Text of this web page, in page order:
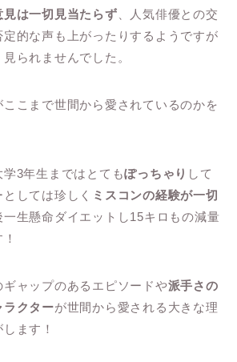
は一切見当たらず 、人気俳優との交
的な声も上がったりするようですが
られませんでした。
こまで世間から愛されているのかを
学3年生まではとてもぽっちゃり して
しては珍しく ミスコンの経験が一切
一生懸命ダイエットし15キロもの減量
ャップのあるエピソードや派手さの
ラクターが世間から愛される大きな理
ます！